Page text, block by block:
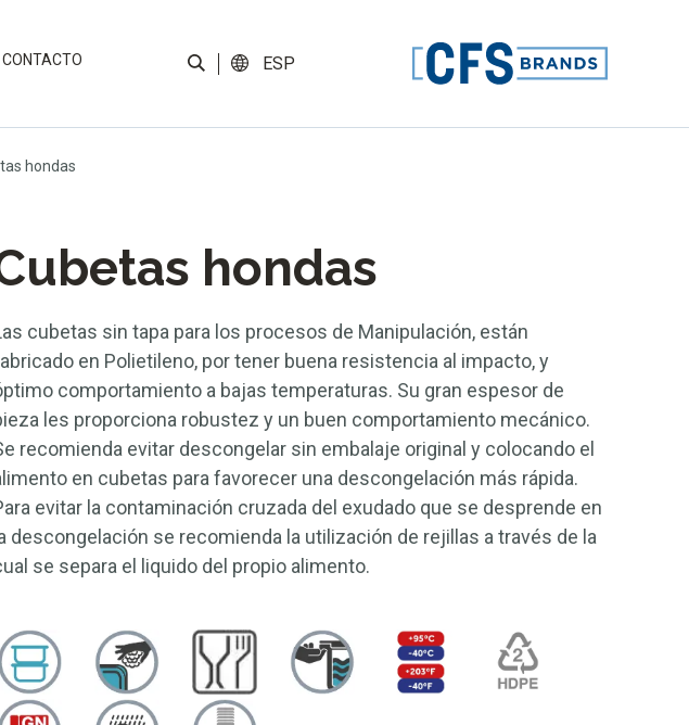
CONTACTO ESP
hondas
hondas
cubetas sin tapa para los procesos de Manipulación, están
en Polietileno, por tener buena resistencia al impacto, y
comportamiento a bajas temperaturas. Su gran espesor de
les proporciona robustez y un buen comportamiento mecánico.
recomienda evitar descongelar sin embalaje original y colocando el
en cubetas para favorecer una descongelación más rápida.
evitar la contaminación cruzada del exudado que se desprende en
descongelación se recomienda la utilización de rejillas a través de la
se separa el liquido del propio alimento.